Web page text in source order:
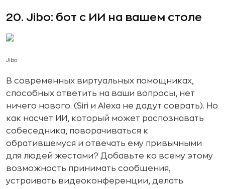
20. Jibo: бот с ИИ на вашем столе
Jibo
В современных виртуальных помощниках,
способных ответить на ваши вопросы, нет
ничего нового. (Siri и Alexa не дадут соврать). Но
как насчет ИИ, который может распознавать
собеседника, поворачиваться к
обратившемуся и отвечать ему привычными
для людей жестами? Добавьте ко всему этому
возможность принимать сообщения,
устраивать видеоконференции, делать